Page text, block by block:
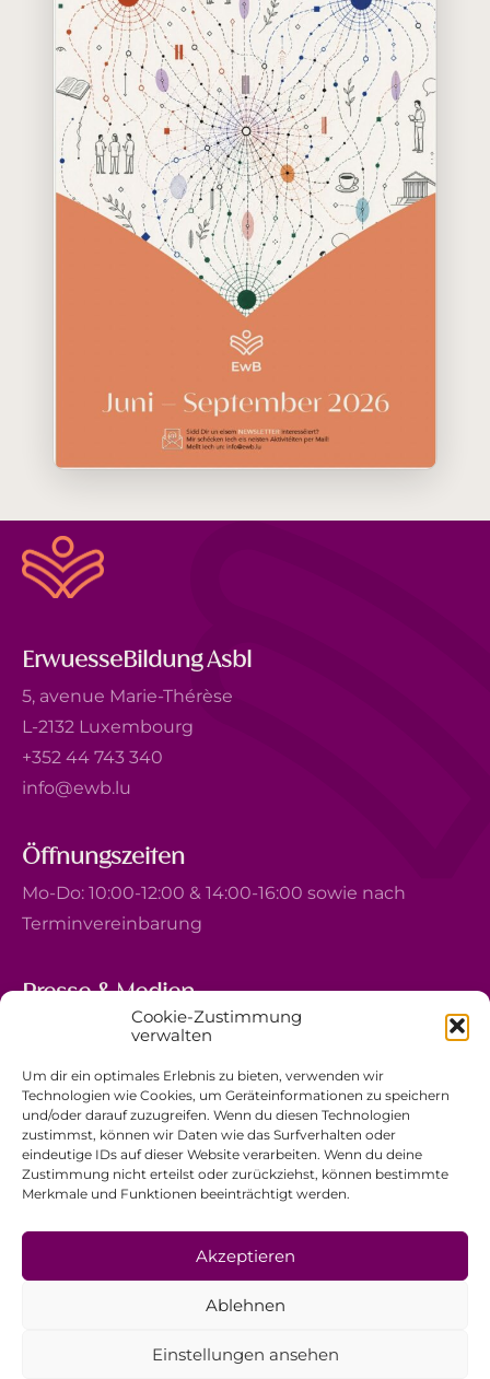
Cookie-Zustimmung
verwalten
Um dir ein optimales Erlebnis zu bieten, verwenden wir
Technologien wie Cookies, um Geräteinformationen zu speichern
und/oder darauf zuzugreifen. Wenn du diesen Technologien
zustimmst, können wir Daten wie das Surfverhalten oder
eindeutige IDs auf dieser Website verarbeiten. Wenn du deine
Zustimmung nicht erteilst oder zurückziehst, können bestimmte
Merkmale und Funktionen beeinträchtigt werden.
Akzeptieren
Ablehnen
Einstellungen ansehen
ErwuesseBildung Asbl
5, avenue Marie-Thérèse
L-2132 Luxembourg
+352 44 743 340
info@ewb.lu
Öffnungszeiten
Mo-Do: 10:00-12:00 & 14:00-16:00 sowie nach
Terminvereinbarung
Presse & Medien
5, avenue Marie-Thérèse
+352 44 743 340
comm@ewb.lu
Spenden
Datenschutzerklärung
Impressum
Allgemeine Geschäftsbedingungen